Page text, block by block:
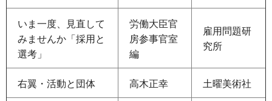
いま一度、見直して
みませんか「採用と
選考」
労働大臣官
房参事官室
編
雇用問題研
究所
右翼・活動と団体 高木正幸 土曜美術社